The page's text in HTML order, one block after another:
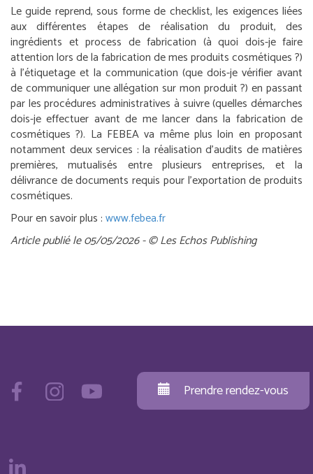
Le guide reprend, sous forme de checklist, les exigences liées
aux différentes étapes de réalisation du produit, des
ingrédients et process de fabrication (à quoi dois-je faire
attention lors de la fabrication de mes produits cosmétiques ?)
à l’étiquetage et la communication (que dois-je vérifier avant
de communiquer une allégation sur mon produit ?) en passant
par les procédures administratives à suivre (quelles démarches
dois-je effectuer avant de me lancer dans la fabrication de
cosmétiques ?). La FEBEA va même plus loin en proposant
notamment deux services : la réalisation d’audits de matières
premières, mutualisés entre plusieurs entreprises, et la
délivrance de documents requis pour l’exportation de produits
cosmétiques.
Pour en savoir plus :www.febea.fr
Article publié le 05/05/2026 - © Les Echos Publishing
Prendre rendez-vous